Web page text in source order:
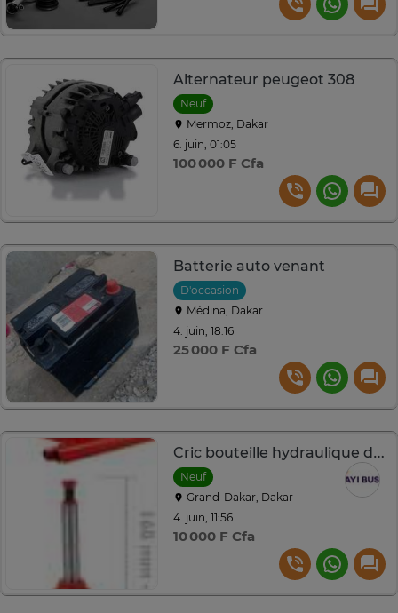
Alternateur peugeot 308
Neuf
Mermoz, Dakar
6. juin, 01:05
100 000 F Cfa
Batterie auto venant
D'occasion
Médina, Dakar
4. juin, 18:16
25 000 F Cfa
Cric bouteille hydraulique de 3, 5 ou 10 Tonnes
Neuf
Grand-Dakar, Dakar
4. juin, 11:56
10 000 F Cfa